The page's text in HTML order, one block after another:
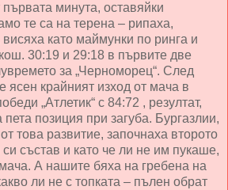
минута, оставяйки
те са на терена – рипаха,
като маймунки по ринга и
30:19 и 29:18 в първите две
за „Черноморец“. След
ясен крайният изход от мача в
„Атлетик“ с 84:72 , резултат,
позиция при загуба. Бургазлии,
това развитие, започнаха второто
състав и като че ли не им пукаше,
А нашите бяха на гребена на
ли не с топката – пълен обрат